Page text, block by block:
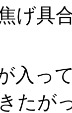
げ具
入っ
たが